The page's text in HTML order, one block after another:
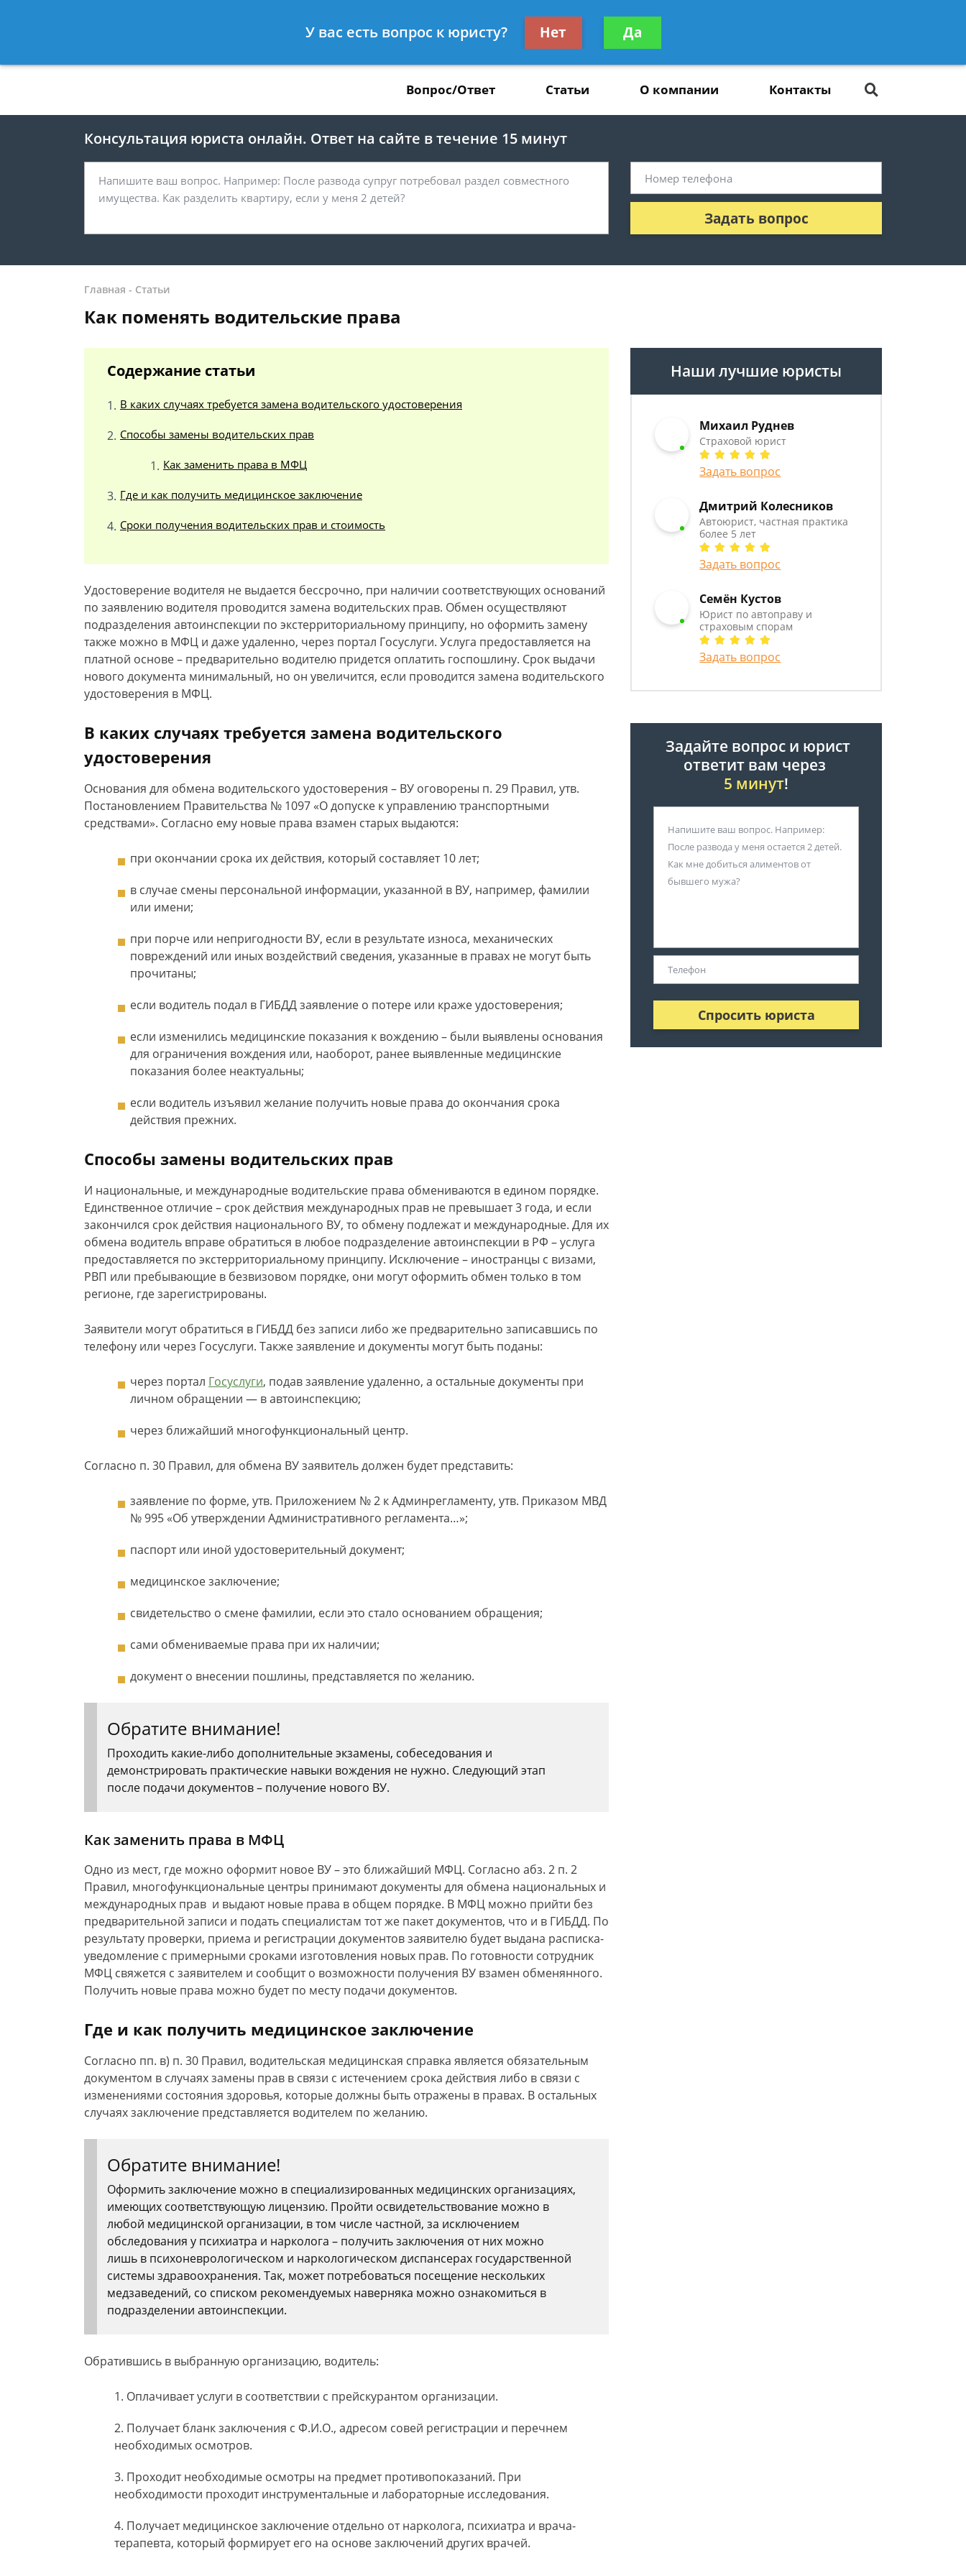
8 812 467-39-37
Получите консультацию
бесплатно
Вопрос/Ответ Статьи О компании Контакты
Консультация юриста онлайн. Ответ на сайте в течение 15 минут
Задать вопрос
Главная - Статьи
Как поменять водительские права
Содержание статьи
В каких случаях требуется замена водительского удостоверения
Способы замены водительских прав
Как заменить права в МФЦ
Где и как получить медицинское заключение
Сроки получения водительских прав и стоимость
Удостоверение водителя не выдается бессрочно, при наличии соответствующих оснований
по заявлению водителя проводится замена водительских прав. Обмен осуществляют
подразделения автоинспекции по экстерриториальному принципу, но оформить замену
также можно в МФЦ и даже удаленно, через портал Госуслуги. Услуга предоставляется на
платной основе – предварительно водителю придется оплатить госпошлину. Срок выдачи
нового документа минимальный, но он увеличится, если проводится замена водительского
удостоверения в МФЦ.
В каких случаях требуется замена водительского
удостоверения
Основания для обмена водительского удостоверения – ВУ оговорены п. 29 Правил, утв.
Постановлением Правительства № 1097 «О допуске к управлению транспортными
средствами». Согласно ему новые права взамен старых выдаются:
при окончании срока их действия, который составляет 10 лет;
в случае смены персональной информации, указанной в ВУ, например, фамилии
или имени;
при порче или непригодности ВУ, если в результате износа, механических
повреждений или иных воздействий сведения, указанные в правах не могут быть
прочитаны;
если водитель подал в ГИБДД заявление о потере или краже удостоверения;
если изменились медицинские показания к вождению – были выявлены основания
для ограничения вождения или, наоборот, ранее выявленные медицинские
показания более неактуальны;
если водитель изъявил желание получить новые права до окончания срока
действия прежних.
Способы замены водительских прав
И национальные, и международные водительские права обмениваются в едином порядке.
Единственное отличие – срок действия международных прав не превышает 3 года, и если
закончился срок действия национального ВУ, то обмену подлежат и международные. Для их
обмена водитель вправе обратиться в любое подразделение автоинспекции в РФ – услуга
предоставляется по экстерриториальному принципу. Исключение – иностранцы с визами,
РВП или пребывающие в безвизовом порядке, они могут оформить обмен только в том
регионе, где зарегистрированы.
Заявители могут обратиться в ГИБДД без записи либо же предварительно записавшись по
телефону или через Госуслуги. Также заявление и документы могут быть поданы:
через портал Госуслуги, подав заявление удаленно, а остальные документы при
личном обращении — в автоинспекцию;
через ближайший многофункциональный центр.
Согласно п. 30 Правил, для обмена ВУ заявитель должен будет представить:
заявление по форме, утв. Приложением № 2 к Админрегламенту, утв. Приказом МВД
№ 995 «Об утверждении Административного регламента…»;
паспорт или иной удостоверительный документ;
медицинское заключение;
свидетельство о смене фамилии, если это стало основанием обращения;
сами обмениваемые права при их наличии;
документ о внесении пошлины, представляется по желанию.
Обратите внимание!
Проходить какие-либо дополнительные экзамены, собеседования и
демонстрировать практические навыки вождения не нужно. Следующий этап
после подачи документов – получение нового ВУ.
Как заменить права в МФЦ
Одно из мест, где можно оформит новое ВУ – это ближайший МФЦ. Согласно абз. 2 п. 2
Правил, многофункциональные центры принимают документы для обмена национальных и
международных прав и выдают новые права в общем порядке. В МФЦ можно прийти без
предварительной записи и подать специалистам тот же пакет документов, что и в ГИБДД. По
результату проверки, приема и регистрации документов заявителю будет выдана расписка-
уведомление с примерными сроками изготовления новых прав. По готовности сотрудник
МФЦ свяжется с заявителем и сообщит о возможности получения ВУ взамен обменянного.
Получить новые права можно будет по месту подачи документов.
Где и как получить медицинское заключение
Согласно пп. в) п. 30 Правил, водительская медицинская справка является обязательным
документом в случаях замены прав в связи с истечением срока действия либо в связи с
изменениями состояния здоровья, которые должны быть отражены в правах. В остальных
случаях заключение представляется водителем по желанию.
Обратите внимание!
Оформить заключение можно в специализированных медицинских организациях,
имеющих соответствующую лицензию. Пройти освидетельствование можно в
любой медицинской организации, в том числе частной, за исключением
обследования у психиатра и нарколога – получить заключения от них можно
лишь в психоневрологическом и наркологическом диспансерах государственной
системы здравоохранения. Так, может потребоваться посещение нескольких
медзаведений, со списком рекомендуемых наверняка можно ознакомиться в
подразделении автоинспекции.
Обратившись в выбранную организацию, водитель:
Оплачивает услуги в соответствии с прейскурантом организации.
Получает бланк заключения с Ф.И.О., адресом совей регистрации и перечнем
необходимых осмотров.
Проходит необходимые осмотры на предмет противопоказаний. При
необходимости проходит инструментальные и лабораторные исследования.
Получает медицинское заключение отдельно от нарколога, психиатра и врача-
терапевта, который формирует его на основе заключений других врачей.
Наши лучшие юристы
Михаил Руднев
Страховой юрист
Задать вопрос
Дмитрий Колесников
Автоюрист, частная практика
более 5 лет
Задать вопрос
Семён Кустов
Юрист по автоправу и
страховым спорам
Задать вопрос
Задайте вопрос и юрист
ответит вам через
5 минут!
Спросить юриста
У вас есть вопрос к юристу? Нет Да